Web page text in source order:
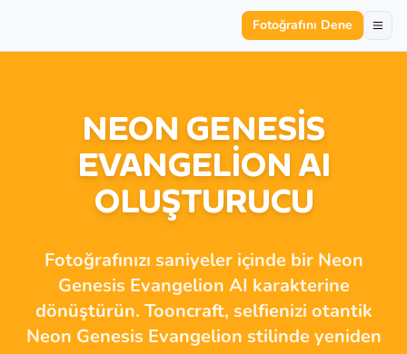
Fotoğrafını Dene
NEON GENESIS
EVANGELION AI
OLUŞTURUCU
Fotoğrafınızı saniyeler içinde bir Neon
Genesis Evangelion AI karakterine
dönüştürün. Tooncraft, selfienizi otantik
Neon Genesis Evangelion stilinde yeniden